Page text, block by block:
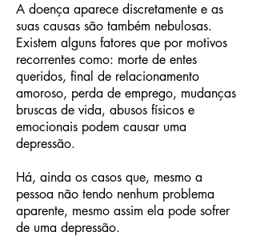
A doença aparece discretamente e as
suas causas são também nebulosas.
Existem alguns fatores que por motivos
recorrentes como: morte de entes
queridos, final de relacionamento
amoroso, perda de emprego, mudanças
bruscas de vida, abusos físicos e
emocionais podem causar uma
depressão.
Há, ainda os casos que, mesmo a
pessoa não tendo nenhum problema
aparente, mesmo assim ela pode sofrer
de uma depressão.